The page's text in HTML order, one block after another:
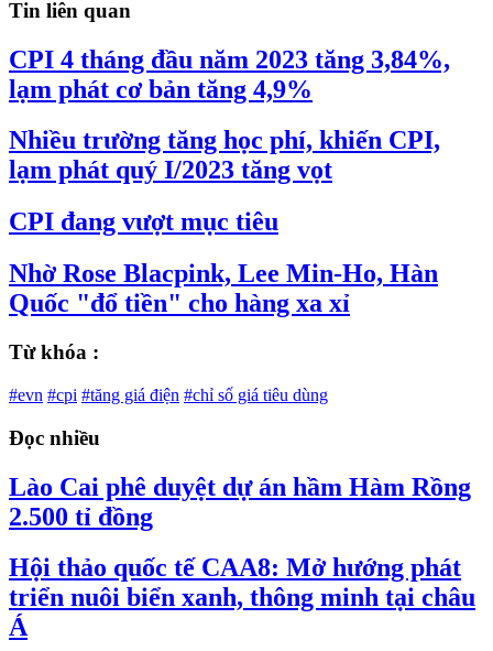
Tin liên quan
CPI 4 tháng đầu năm 2023 tăng 3,84%,
lạm phát cơ bản tăng 4,9%
Nhiều trường tăng học phí, khiến CPI,
lạm phát quý I/2023 tăng vọt
CPI đang vượt mục tiêu
Nhờ Rose Blacpink, Lee Min-Ho, Hàn
Quốc "đổ tiền" cho hàng xa xỉ
Từ khóa :
#evn #cpi #tăng giá điện #chỉ số giá tiêu dùng
Đọc nhiều
Lào Cai phê duyệt dự án hầm Hàm Rồng
2.500 tỉ đồng
Hội thảo quốc tế CAA8: Mở hướng phát
triển nuôi biển xanh, thông minh tại châu
Á